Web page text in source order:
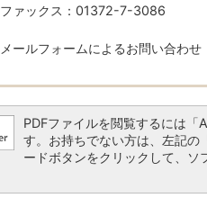
ファックス：01372-7-3086
メールフォームによるお問い合わせ
PDFファイルを閲覧するには
す。お持ちでない方は、左記
ードボタンをクリックして、ソ